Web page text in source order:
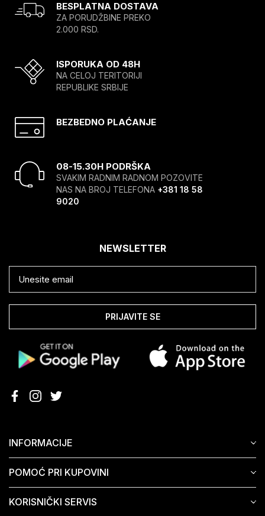
BESPLATNA DOSTAVA
ZA PORUDŽBINE PREKO
2.000 RSD.
ISPORUKA OD 48H
NA CELOJ TERITORIJI
REPUBLIKE SRBIJE
BEZBEDNO PLAĆANJE
08-15.30H PODRŠKA
SVAKIM RADNIM RADNOM POZOVITE
NAS NA BROJ TELEFONA +381 18 58
9020
INFORMACIJE
POMOĆ PRI KUPOVINI
KORISNIČKI SERVIS
NEWSLETTER
PRIJAVITE SE